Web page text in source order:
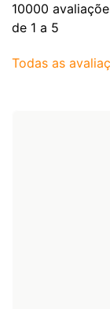
10000
de 1 a 5
Todas as